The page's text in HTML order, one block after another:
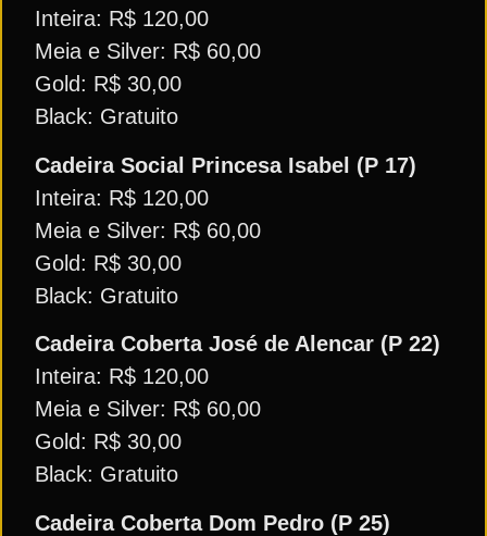
Inteira: R$ 120,00
Meia e Silver: R$ 60,00
Gold: R$ 30,00
Black: Gratuito
Cadeira Social Princesa Isabel (P 17)
Inteira: R$ 120,00
Meia e Silver: R$ 60,00
Gold: R$ 30,00
Black: Gratuito
Cadeira Coberta José de Alencar (P 22)
Inteira: R$ 120,00
Meia e Silver: R$ 60,00
Gold: R$ 30,00
Black: Gratuito
Cadeira Coberta Dom Pedro (P 25)